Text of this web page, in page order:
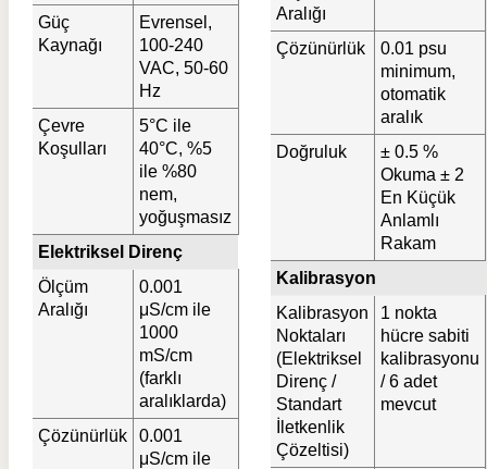
Güç
Kaynağı
Evrensel,
100-240
VAC, 50-60
Hz
Çevre
Koşulları
5°C ile
40°C, %5
ile %80
nem,
yoğuşmasız
Elektriksel Direnç
Ölçüm
Aralığı
0.001
μS/cm ile
1000
mS/cm
(farklı
aralıklarda)
Çözünürlük
0.001
μS/cm ile
Aralığı
Çözünürlük
0.01 psu
minimum,
otomatik
aralık
Doğruluk
± 0.5 %
Okuma ± 2
En Küçük
Anlamlı
Rakam
Kalibrasyon
Kalibrasyon
Noktaları
(Elektriksel
Direnç /
Standart
İletkenlik
Çözeltisi)
1 nokta
hücre sabiti
kalibrasyonu
/ 6 adet
mevcut